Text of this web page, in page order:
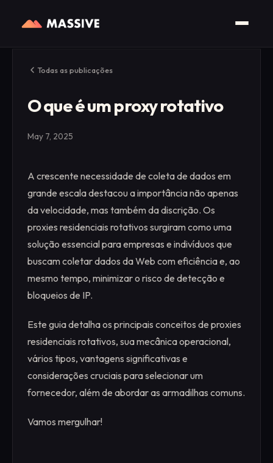
Todas as publicações
O que é um proxy rotativo
May 7, 2025
A crescente necessidade de coleta de dados em
grande escala destacou a importância não apenas
da velocidade, mas também da discrição. Os
proxies residenciais rotativos surgiram como uma
solução essencial para empresas e indivíduos que
buscam coletar dados da Web com eficiência e, ao
mesmo tempo, minimizar o risco de detecção e
bloqueios de IP.
Este guia detalha os principais conceitos de proxies
residenciais rotativos, sua mecânica operacional,
vários tipos, vantagens significativas e
considerações cruciais para selecionar um
fornecedor, além de abordar as armadilhas comuns.
Vamos mergulhar!